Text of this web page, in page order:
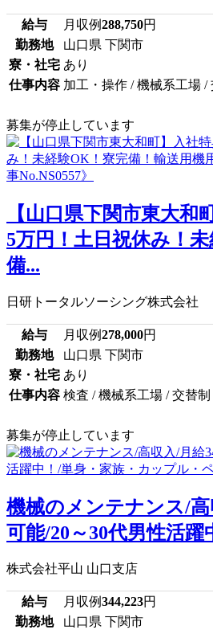
給与 月収例288,750円
勤務地
山口県 下関市
寮・社宅 あり
仕事内容 加工・操作 / 機械系工場 /
募集が停止しています
【山口県下関市東大和
5万円！土日祝休み！
備...
日研トータルソーシング株式会社
給与 月収例278,000円
勤務地
山口県 下関市
寮・社宅 あり
仕事内容 検査 / 機械系工場 / 交替制
募集が停止しています
機械のメンテナンス/高
可能/20～30代男性活躍
株式会社平山 山口支店
給与 月収例344,223円
勤務地
山口県 下関市